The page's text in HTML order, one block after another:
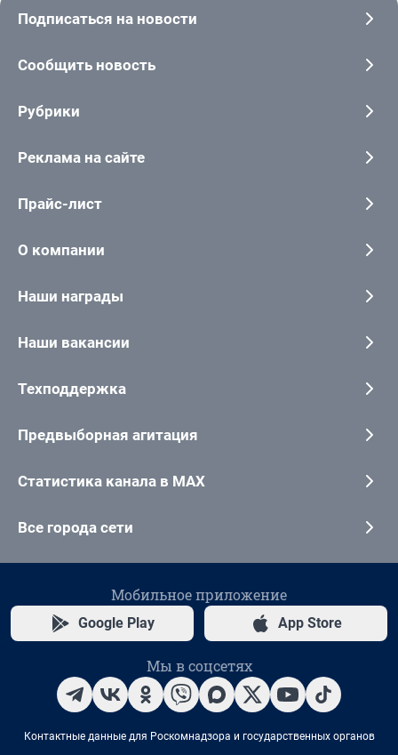
Подписаться на новости
Сообщить новость
Рубрики
Реклама на сайте
Прайс-лист
О компании
Наши награды
Наши вакансии
Техподдержка
Предвыборная агитация
Статистика канала в MAX
Все города сети
Мобильное приложение
Google Play App Store
Мы в соцсетях
Контактные данные для Роскомнадзора и государственных органов